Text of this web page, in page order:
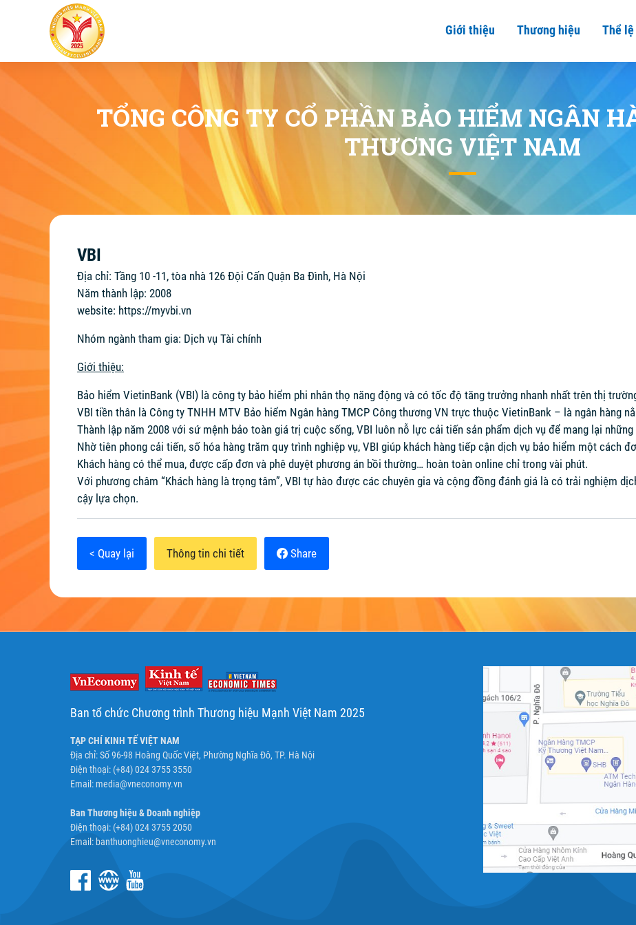
Giới thiệu Thương hiệu Thể lệ
TỔNG CÔNG TY CỔ PHẦN BẢO HIỂM NGÂN
THƯƠNG VIỆT NAM
VBI
Địa chỉ: Tầng 10 -11, tòa nhà 126 Đội Cấn Quận Ba Đình, Hà Nội
Năm thành lập: 2008
website: https://myvbi.vn
Nhóm ngành tham gia: Dịch vụ Tài chính
Giới thiệu:
Bảo hiểm VietinBank (VBI) là công ty bảo hiểm phi nhân thọ năng động và có tốc độ tăng trưởng nhanh nhất trên thị
VBI tiền thân là Công ty TNHH MTV Bảo hiểm Ngân hàng TMCP Công thương VN trực thuộc VietinBank – là ngân hàng
Thành lập năm 2008 với sứ mệnh bảo toàn giá trị cuộc sống, VBI luôn nỗ lực cải tiến sản phẩm dịch vụ để mang lại
Nhờ tiên phong cải tiến, số hóa hàng trăm quy trình nghiệp vụ, VBI giúp khách hàng tiếp cận dịch vụ bảo hiểm một cách
Khách hàng có thể mua, được cấp đơn và phê duyệt phương án bồi thường… hoàn toàn online chỉ trong vài phút.
Với phương châm “Khách hàng là trọng tâm”, VBI tự hào được các chuyên gia và cộng đồng đánh giá là có trải nghiệm
cậy lựa chọn.
< Quay lại Thông tin chi tiết Share
Ban tổ chức Chương trình Thương hiệu Mạnh Việt Nam 2025
TẠP CHÍ KINH TẾ VIỆT NAM
Địa chỉ: Số 96-98 Hoàng Quốc Việt, Phường Nghĩa Đô, TP. Hà Nội
Điện thoại: (+84) 024 3755 3550
Email: media@vneconomy.vn
Ban Thương hiệu & Doanh nghiệp
Điện thoại: (+84) 024 3755 2050
Email: banthuonghieu@vneconomy.vn